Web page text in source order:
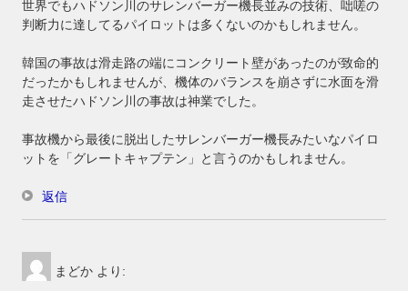
世界でもハドソン川のサレンバーガー機長並みの技術、咄嗟の
判断力に達してるパイロットは多くないのかもしれません。
韓国の事故は滑走路の端にコンクリート壁があったのが致命的
だったかもしれませんが、機体のバランスを崩さずに水面を滑
走させたハドソン川の事故は神業でした。
事故機から最後に脱出したサレンバーガー機長みたいなパイロ
ットを「グレートキャプテン」と言うのかもしれません。
返信
まどか より: